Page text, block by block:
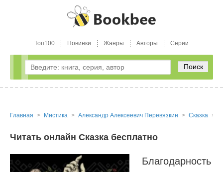
Топ100 Новинки Жанры Авторы Серии
Поиск
Главная Мистика Александр Алексеевич Перевязкин Сказка
Читать онлайн Сказка бесплатно
Благодарность